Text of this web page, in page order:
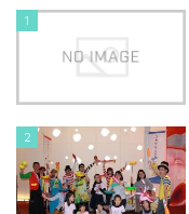
1
2